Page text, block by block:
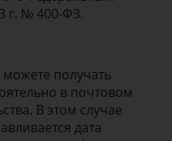
г. № 400-ФЗ.
получать
в почтовом
В этом случае
дата